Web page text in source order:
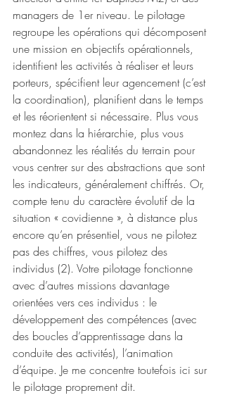
managers de 1er niveau. Le pilotage
regroupe les opérations qui décomposent
une mission en objectifs opérationnels,
identifient les activités à réaliser et leurs
porteurs, spécifient leur agencement (c’est
la coordination), planifient dans le temps
et les réorientent si nécessaire. Plus vous
montez dans la hiérarchie, plus vous
abandonnez les réalités du terrain pour
vous centrer sur des abstractions que sont
les indicateurs, généralement chiffrés. Or,
compte tenu du caractère évolutif de la
situation « covidienne », à distance plus
encore qu’en présentiel, vous ne pilotez
pas des chiffres, vous pilotez des
individus (2). Votre pilotage fonctionne
avec d’autres missions davantage
orientées vers ces individus : le
développement des compétences (avec
des boucles d’apprentissage dans la
conduite des activités), l’animation
d’équipe. Je me concentre toutefois ici sur
le pilotage proprement dit.